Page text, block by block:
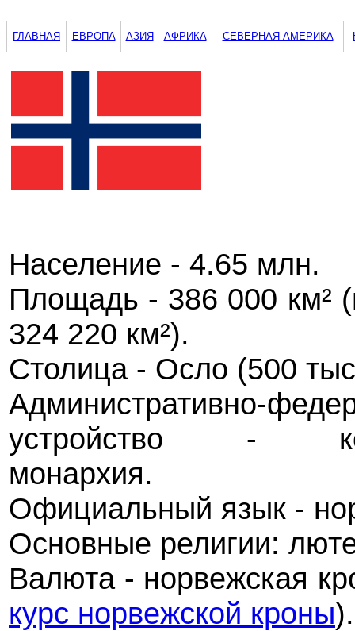
ГЛАВНАЯ ЕВРОПА АЗИЯ АФРИКА СЕВЕРНАЯ АМЕРИКА
Население - 4.65 млн.
Площадь - 386 000 км²
324 220 км²).
Столица - Осло (500
Административно-
устройство -
монархия.
Официальный язык -
Основные религии:
Валюта - норвежская
курс норвежской кроны).